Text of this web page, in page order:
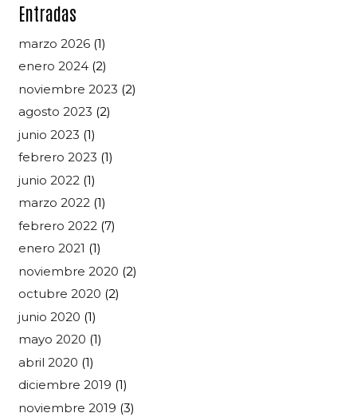
Entradas
marzo 2026(1)
enero 2024(2)
noviembre 2023 (2)
agosto 2023 (2)
junio 2023 (1)
febrero 2023 (1)
junio 2022(1)
marzo 2022(1)
febrero 2022(7)
enero 2021 (1)
noviembre 2020 (2)
octubre 2020 (2)
junio 2020 (1)
mayo 2020 (1)
abril 2020 (1)
diciembre 2019 (1)
noviembre 2019 (3)